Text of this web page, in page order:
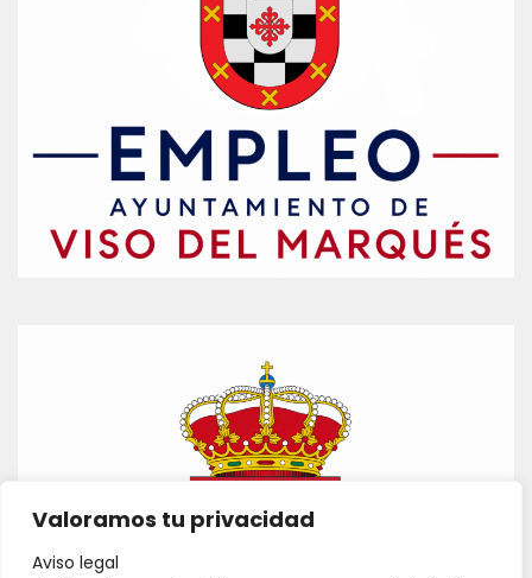
Valoramos tu privacidad
Aviso legal